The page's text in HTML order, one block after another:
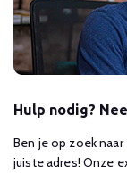
Hulp nodig?
Ben je op zoek
juiste adres! Onze